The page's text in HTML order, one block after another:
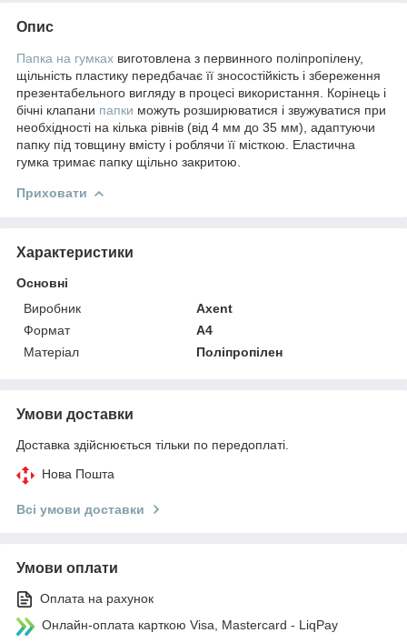
Опис
Папка на гумках виготовлена з первинного поліпропілену,
щільність пластику передбачає її зносостійкість і збереження
презентабельного вигляду в процесі використання. Корінець і
бічні клапани папки можуть розширюватися і звужуватися при
необхідності на кілька рівнів (від 4 мм до 35 мм), адаптуючи
папку під товщину вмісту і роблячи її місткою. Еластична
гумка тримає папку щільно закритою.
Приховати
Характеристики
Основні
Виробник
Axent
Формат
A4
Матеріал
Поліпропілен
Умови доставки
Доставка здійснюється тільки по передоплаті.
Нова Пошта
Всі умови доставки
Умови оплати
Оплата на рахунок
Онлайн-оплата карткою Visa, Mastercard - LiqPay